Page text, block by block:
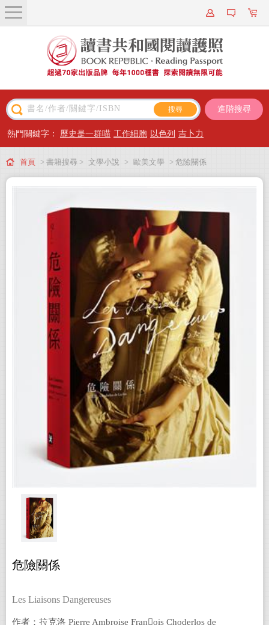
關於我們
近期新書
主題閱讀
出版專區
會員專屬
會員儲值方案
進階搜尋
熱門關鍵字： 歷史是一群喵 工作細胞 以色列 吉卜力
首頁 > 書籍搜尋 > 文學小說 > 歐美文學 > 危險關係
危險關係
Les Liaisons Dangereuses
作者：拉克洛 Pierre Ambroise Franois Choderlos de